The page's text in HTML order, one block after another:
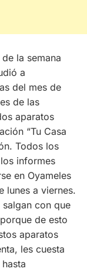
la semana
a
del mes de
de las
aparatos
“Tu Casa
Todos los
informes
en Oyameles
lunes a viernes.
con que
de esto
aparatos
les cuesta